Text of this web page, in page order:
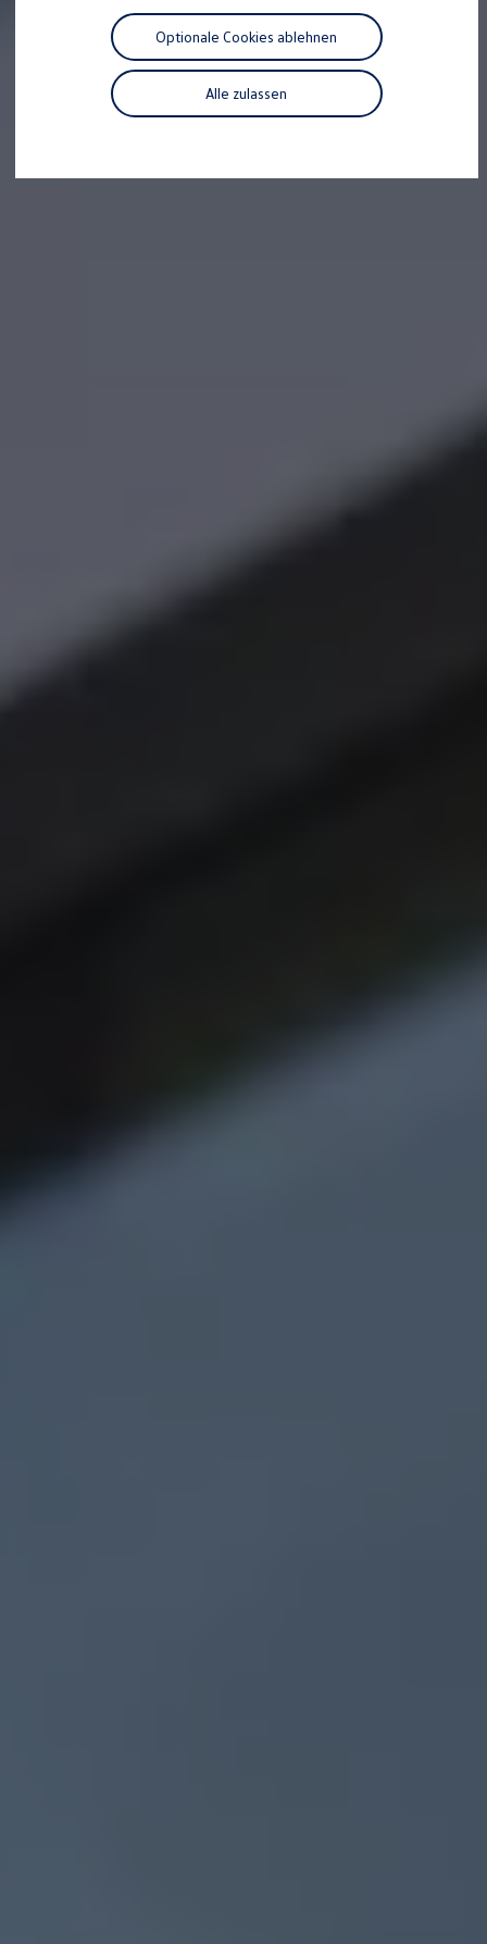
Motorenöl und Flüssigkeiten
Räder und Reifen
Pannen- und Unfallhilfe
Economy Service
Volkswagen Teile
Zubehör
Alle zulassen
Optionale Cookies ablehnen